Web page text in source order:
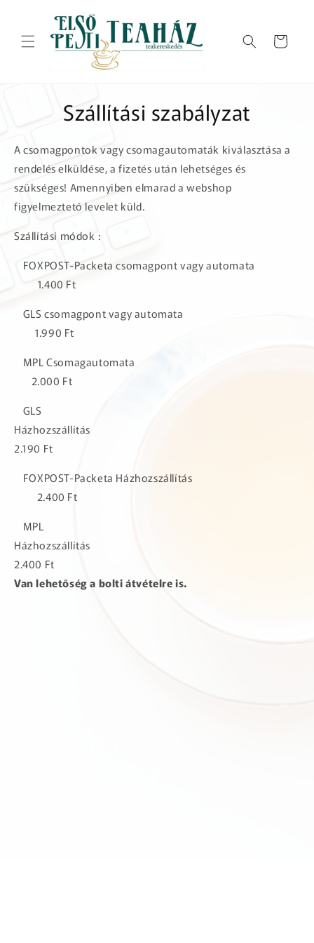
tartalomhoz
Kosár
Szállítási szabályzat
A csomagpontok vagy csomagautomaták kiválasztása a
rendelés elküldése, a fizetés után lehetséges és
szükséges! Amennyiben elmarad a webshop
figyelmeztető levelet küld.
Szállítási módok :
FOXPOST-Packeta csomagpont vagy automata
1.400 Ft
GLS csomagpont vagy automata
1.990 Ft
MPL Csomagautomata
2.000 Ft
GLS
Házhozszállítás
2.190 Ft
FOXPOST-Packeta Házhozszállítás
2.400 Ft
MPL
Házhozszállítás
2.400 Ft
Van lehetőség a bolti átvételre is.